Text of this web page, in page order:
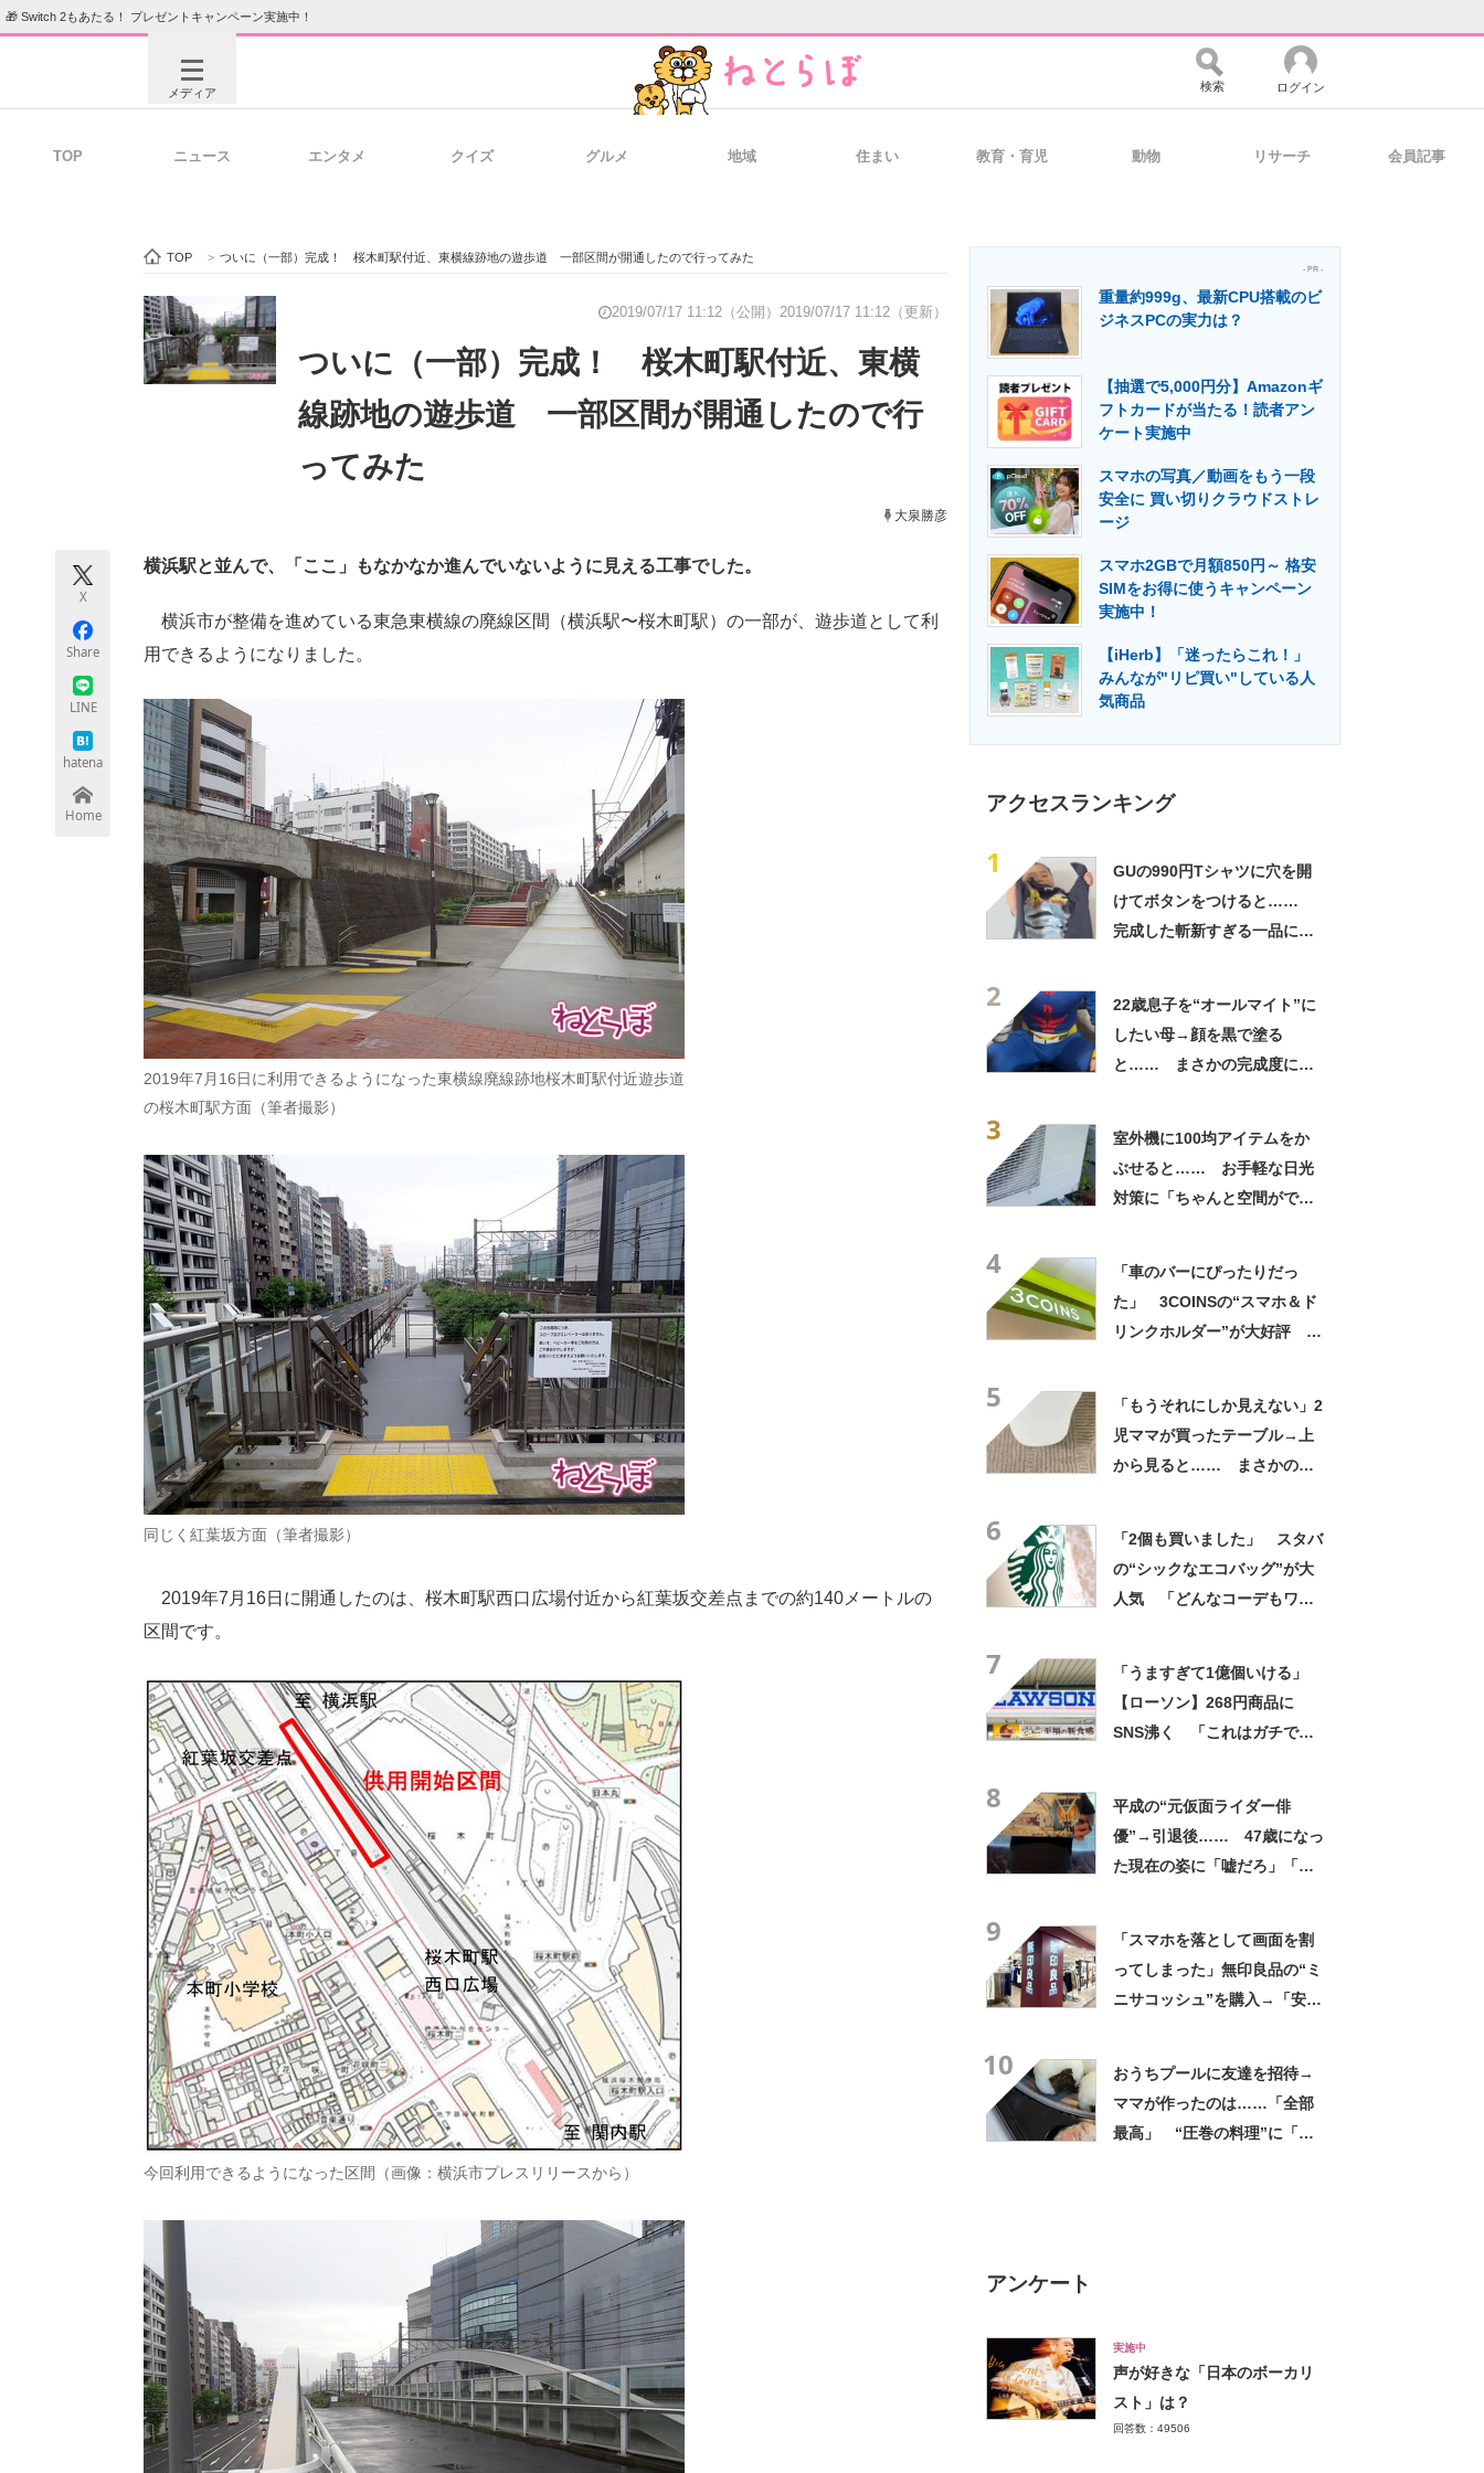
🎁 Switch 2もあたる！ プレゼントキャンペーン実施中！
メディア
ビジネスと働き方のヒント 経営リーダーのコミュニティ マーケ×ITの今がよく分かる
ITエンジニア向け専門サイト 企業向けIT製品の総合サイト IT製品の技術・比較・事例 製造業のIT導入・活用を支援
エネルギーの専門メディア 建設×テクノロジーの最前線
ちょっと気になるネットの話題
検索 ログイン
TOP ニュース エンタメ クイズ グルメ 地域 住まい 教育・育児 動物 リサーチ 会員記事
TOP > ついに（一部）完成！ 桜木町駅付近、東横線跡地の遊歩道 一部区間が開通したので行ってみた
2019/07/17 11:12（公開） 2019/07/17 11:12（更新）
ついに（一部）完成！ 桜木町駅付近、東横
線跡地の遊歩道 一部区間が開通したので行
ってみた
大泉勝彦
X
Share
LINE
hatena
Home
横浜駅と並んで、「ここ」もなかなか進んでいないように見える工事でした。
横浜市が整備を進めている東急東横線の廃線区間（横浜駅〜桜木町駅）の一部が、遊歩道として利
用できるようになりました。
2019年7月16日に利用できるようになった東横線廃線跡地桜木町駅付近遊歩道
の桜木町駅方面（筆者撮影）
同じく紅葉坂方面（筆者撮影）
2019年7月16日に開通したのは、桜木町駅西口広場付近から紅葉坂交差点までの約140メートルの
区間です。
今回利用できるようになった区間（画像：横浜市プレスリリースから）
- PR -
重量約999g、最新CPU搭載のビ
ジネスPCの実力は？
【抽選で5,000円分】Amazonギ
フトカードが当たる！読者アン
ケート実施中
スマホの写真／動画をもう一段
安全に 買い切りクラウドストレ
ージ
スマホ2GBで月額850円～ 格安
SIMをお得に使うキャンペーン
実施中！
【iHerb】「迷ったらこれ！」
みんなが"リピ買い"している人
気商品
アクセスランキング
1
GUの990円Tシャツに穴を開
けてボタンをつけると……
完成した斬新すぎる一品に称
2
22歳息子を“オールマイト”に
したい母→顔を黒で塗る
と…… まさかの完成度に
3
室外機に100均アイテムをか
ぶせると…… お手軽な日光
対策に「ちゃんと空間ができ
4
「車のバーにぴったりだっ
た」 3COINSの“スマホ＆ド
リンクホルダー”が大好評
5
「もうそれにしか見えない」2
児ママが買ったテーブル→上
から見ると…… まさかの光
6
「2個も買いました」 スタバ
の“シックなエコバッグ”が大
人気 「どんなコーデもワン
7
「うますぎて1億個いける」
【ローソン】268円商品に
SNS沸く 「これはガチで美
8
平成の“元仮面ライダー俳
優”→引退後…… 47歳になっ
た現在の姿に「嘘だろ」「声
9
「スマホを落として画面を割
ってしまった」無印良品の“ミ
ニサコッシュ”を購入→「安心
10
おうちプールに友達を招待→
ママが作ったのは……「全部
最高」 “圧巻の料理”に「う
アンケート
実施中
声が好きな「日本のボーカリ
スト」は？
回答数：49506